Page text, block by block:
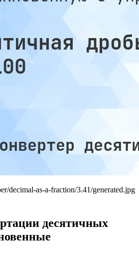
decimal-as-a-fraction/3.41/generated.jpg
десятичных